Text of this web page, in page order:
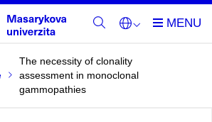
The necessity of clonality
assessment in monoclonal
gammopathies